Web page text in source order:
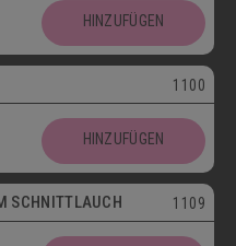
HINZUFÜGEN
1100
HINZUFÜGEN
SCHNITTLAUCH 1109